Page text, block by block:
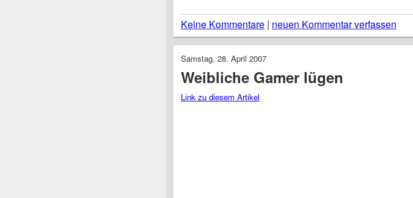
Keine Kommentare | neuen Kommentar verfassen
Samstag, 28. April 2007
Weibliche Gamer lügen
Link zu diesem Artikel